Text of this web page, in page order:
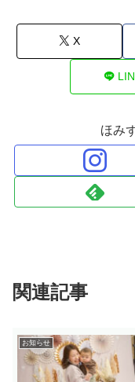
X
ほみ
関連記事
お知らせ